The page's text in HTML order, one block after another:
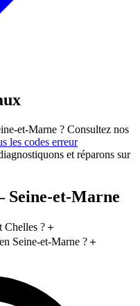
et-Marne ? Consultez nos
les codes erreur
et réparons sur
Seine-et-Marne
Chelles ?＋
Seine-et-Marne ?＋